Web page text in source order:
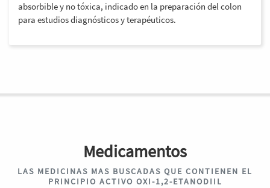
absorbible y no tóxica, indicado en la preparación del colon
para estudios diagnósticos y terapéuticos.
Medicamentos
LAS MEDICINAS MAS BUSCADAS QUE CONTIENEN EL
PRINCIPIO ACTIVO OXI-1,2-ETANODIIL